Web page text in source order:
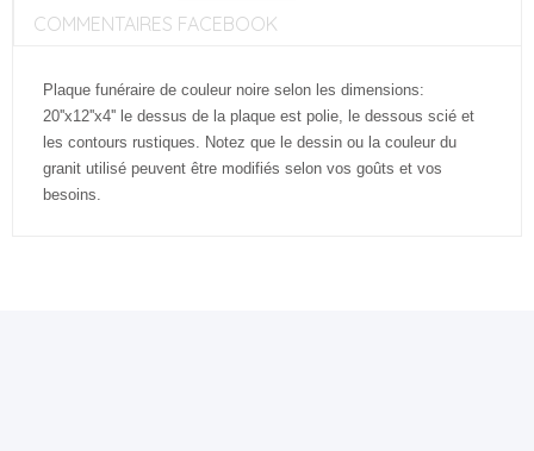
COMMENTAIRES FACEBOOK
Plaque funéraire de couleur noire selon les dimensions:
20''x12''x4'' le dessus de la plaque est polie, le dessous scié et
les contours rustiques. Notez que le dessin ou la couleur du
granit utilisé peuvent être modifiés selon vos goûts et vos
besoins.